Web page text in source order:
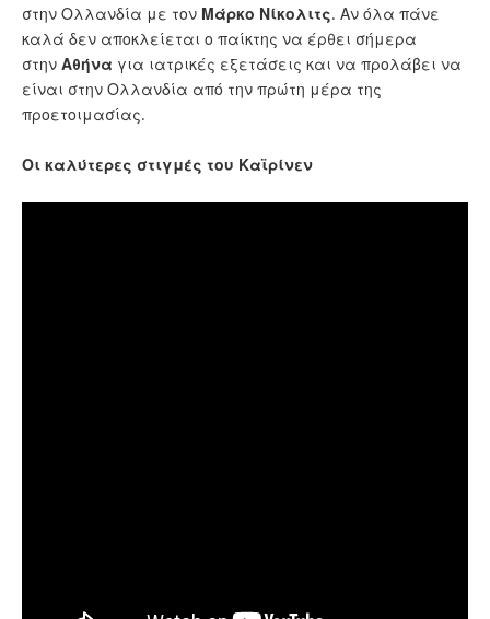
στην Ολλανδία με τον Μάρκο Νίκολιτς. Αν όλα πάνε
καλά δεν αποκλείεται ο παίκτης να έρθει σήμερα
στην Αθήνα για ιατρικές εξετάσεις και να προλάβει να
είναι στην Ολλανδία από την πρώτη μέρα της
προετοιμασίας.
Οι καλύτερες στιγμές του Καϊρίνεν